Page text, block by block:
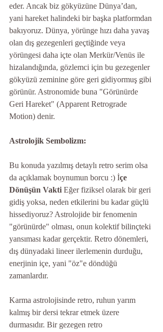
eder. Ancak biz gökyüzüne Dünya’dan,
yani hareket halindeki bir başka platformdan
bakıyoruz. Dünya, yörünge hızı daha yavaş
olan dış gezegenleri geçtiğinde veya
yörüngesi daha içte olan Merkür/Venüs ile
hizalandığında, gözlemci için bu gezegenler
gökyüzü zeminine göre geri gidiyormuş gibi
görünür. Astronomide buna "Görünürde
Geri Hareket" (Apparent Retrograde
Motion) denir.
Astrolojik Sembolizm:
Bu konuda yazılmış detaylı retro serim olsa
da açıklamak boynumun borcu :) İçe
Dönüşün Vakti Eğer fiziksel olarak bir geri
gidiş yoksa, neden etkilerini bu kadar güçlü
hissediyoruz? Astrolojide bir fenomenin
"görünürde" olması, onun kolektif bilinçteki
yansıması kadar gerçektir. Retro dönemleri,
dış dünyadaki lineer ilerlemenin durduğu,
enerjinin içe, yani "öz"e döndüğü
zamanlardır.
Karma astrolojisinde retro, ruhun yarım
kalmış bir dersi tekrar etmek üzere
durmasıdır. Bir gezegen retro